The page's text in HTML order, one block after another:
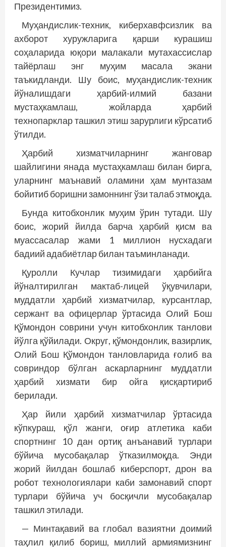
Президентимиз.
Муҳандислик-техник, киберхавфсизлик ва
ахборот хуружларига қарши курашиш
соҳаларида юқори малакали мутахассислар
тайёрлаш энг муҳим масала экани
таъкидланди. Шу боис, муҳандислик-техник
йўналишдаги ҳарбий-илмий базани
мустаҳкамлаш, жойларда ҳарбий
технопарклар ташкил этиш зарурлиги кўрсатиб
ўтилди.
Ҳарбий хизматчиларнинг жанговар
шайлигини янада мустаҳкамлаш билан бирга,
уларнинг маънавий оламини ҳам мунтазам
бойитиб боришни замоннинг ўзи талаб этмоқда.
Бунда китобхонлик муҳим ўрин тутади. Шу
боис, жорий йилда барча ҳарбий қисм ва
муассасалар жами 1 миллион нусхадаги
бадиий адабиётлар билан таъминланади.
Қуролли Кучлар тизимидаги ҳарбийга
йўналтирилган мактаб-лицей ўқувчилари,
муддатли ҳарбий хизматчилар, курсантлар,
сержант ва офицерлар ўртасида Олий Бош
Қўмондон соврини учун китобхонлик танлови
йўлга қўйилади. Округ, қўмондонлик, вазирлик,
Олий Бош Қўмондон танловларида ғолиб ва
совриндор бўлган аскарларнинг муддатли
ҳарбий хизмати бир ойга қисқартириб
берилади.
Ҳар йили ҳарбий хизматчилар ўртасида
кўпкураш, қўл жанги, оғир атлетика каби
спортнинг 10 дан ортиқ анъанавий турлари
бўйича мусобақалар ўтказилмоқда. Энди
жорий йилдан бошлаб киберспорт, дрон ва
робот технологиялари каби замонавий спорт
турлари бўйича уч босқичли мусобақалар
ташкил этилади.
— Минтақавий ва глобал вазиятни доимий
таҳлил қилиб бориш, миллий армиямизнинг